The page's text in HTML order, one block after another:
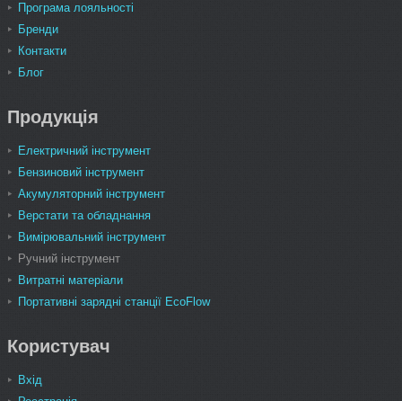
Програма лояльності
Бренди
Контакти
Блог
Продукція
Електричний інструмент
Бензиновий інструмент
Акумуляторний інструмент
Верстати та обладнання
Вимірювальний інструмент
Ручний інструмент
Витратні матеріали
Портативні зарядні станції EcoFlow
Користувач
Вхід